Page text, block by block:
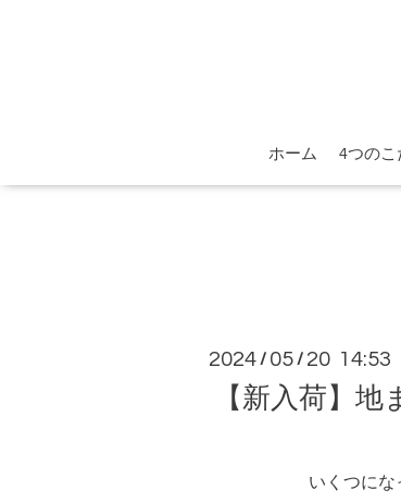
ホーム 4つのこ
2024 / 05 / 20 14:53
【新入荷】
いくつにな